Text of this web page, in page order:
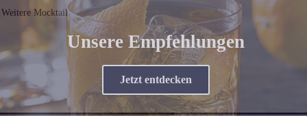
Mocktail
Unsere Empfehlungen
Jetzt entdecken